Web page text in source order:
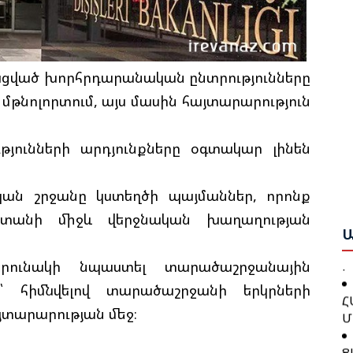
խորհրդարանական ընտրությունները
այս մասին հայտարարություն
արդյունքները օգտակար լինեն
շրջանը կստեղծի պայմաններ, որոնք
միջև վերջնական խաղաղության
նպաստել տարածաշրջանային
հիմնվելով տարածաշրջանի երկրների
մեջ։